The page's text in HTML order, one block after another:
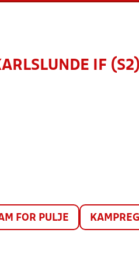
IF (S2)
FOR PULJE